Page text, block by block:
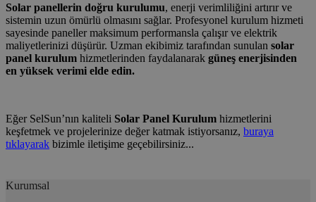
Solar panellerin doğru kurulumu, enerji verimliliğini artırır ve
sistemin uzun ömürlü olmasını sağlar. Profesyonel kurulum hizmeti
sayesinde paneller maksimum performansla çalışır ve elektrik
maliyetlerinizi düşürür. Uzman ekibimiz tarafından sunulan solar
panel kurulum hizmetlerinden faydalanarak güneş enerjisinden
en yüksek verimi elde edin.
Eğer SelSun’nın kaliteli Solar Panel Kurulum hizmetlerini
keşfetmek ve projelerinize değer katmak istiyorsanız, buraya
tıklayarak bizimle iletişime geçebilirsiniz...
Kurumsal